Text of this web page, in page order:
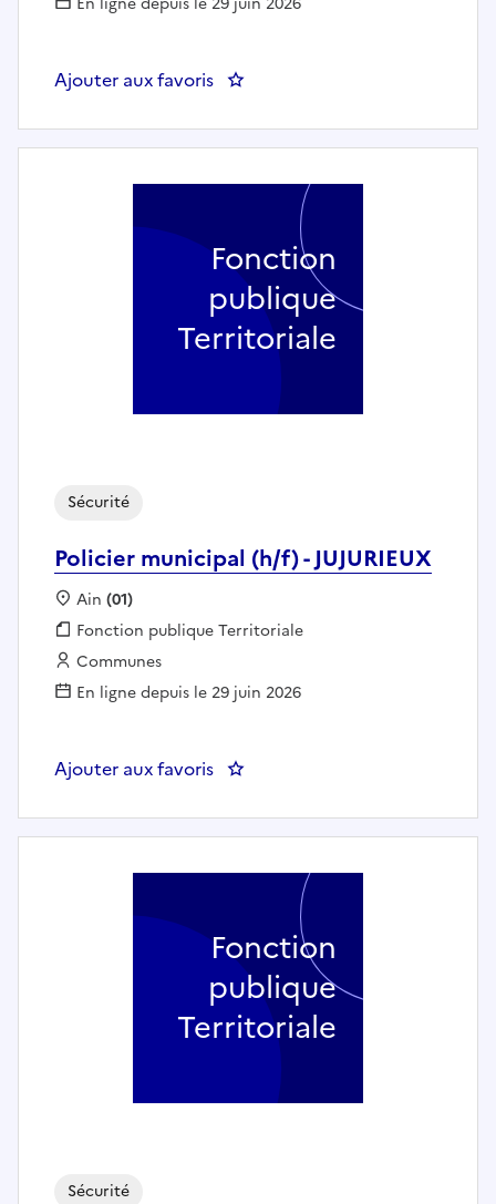
Ajouter aux favoris : DPS BESANCON – Chef.fe
Policier municipal (h/f) - JUJURIEUX
Sécurité
Localisation :
Ain (01)
Fonction publique :
Fonction publique Territoriale
Employeur :
Communes
En ligne depuis le 29 juin 2026
Ajouter aux favoris : Policier municipal (h/f) -
Fonction
publique
Territoriale
Sécurité
Fonction
publique
Territoriale